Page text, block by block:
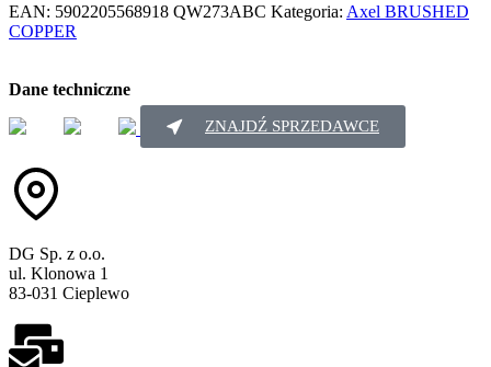
EAN: 5902205568918 QW273ABC Kategoria: Axel BRUSHED
COPPER
Dane techniczne
ZNAJDŹ SPRZEDAWCE
DG Sp. z o.o.
ul. Klonowa 1
83-031 Cieplewo